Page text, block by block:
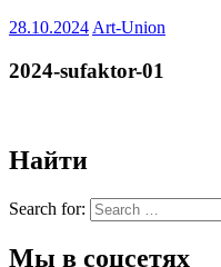
28.10.2024 Art-Union
2024-sufaktor-01
Найти
Search for:
Мы в соцсетях